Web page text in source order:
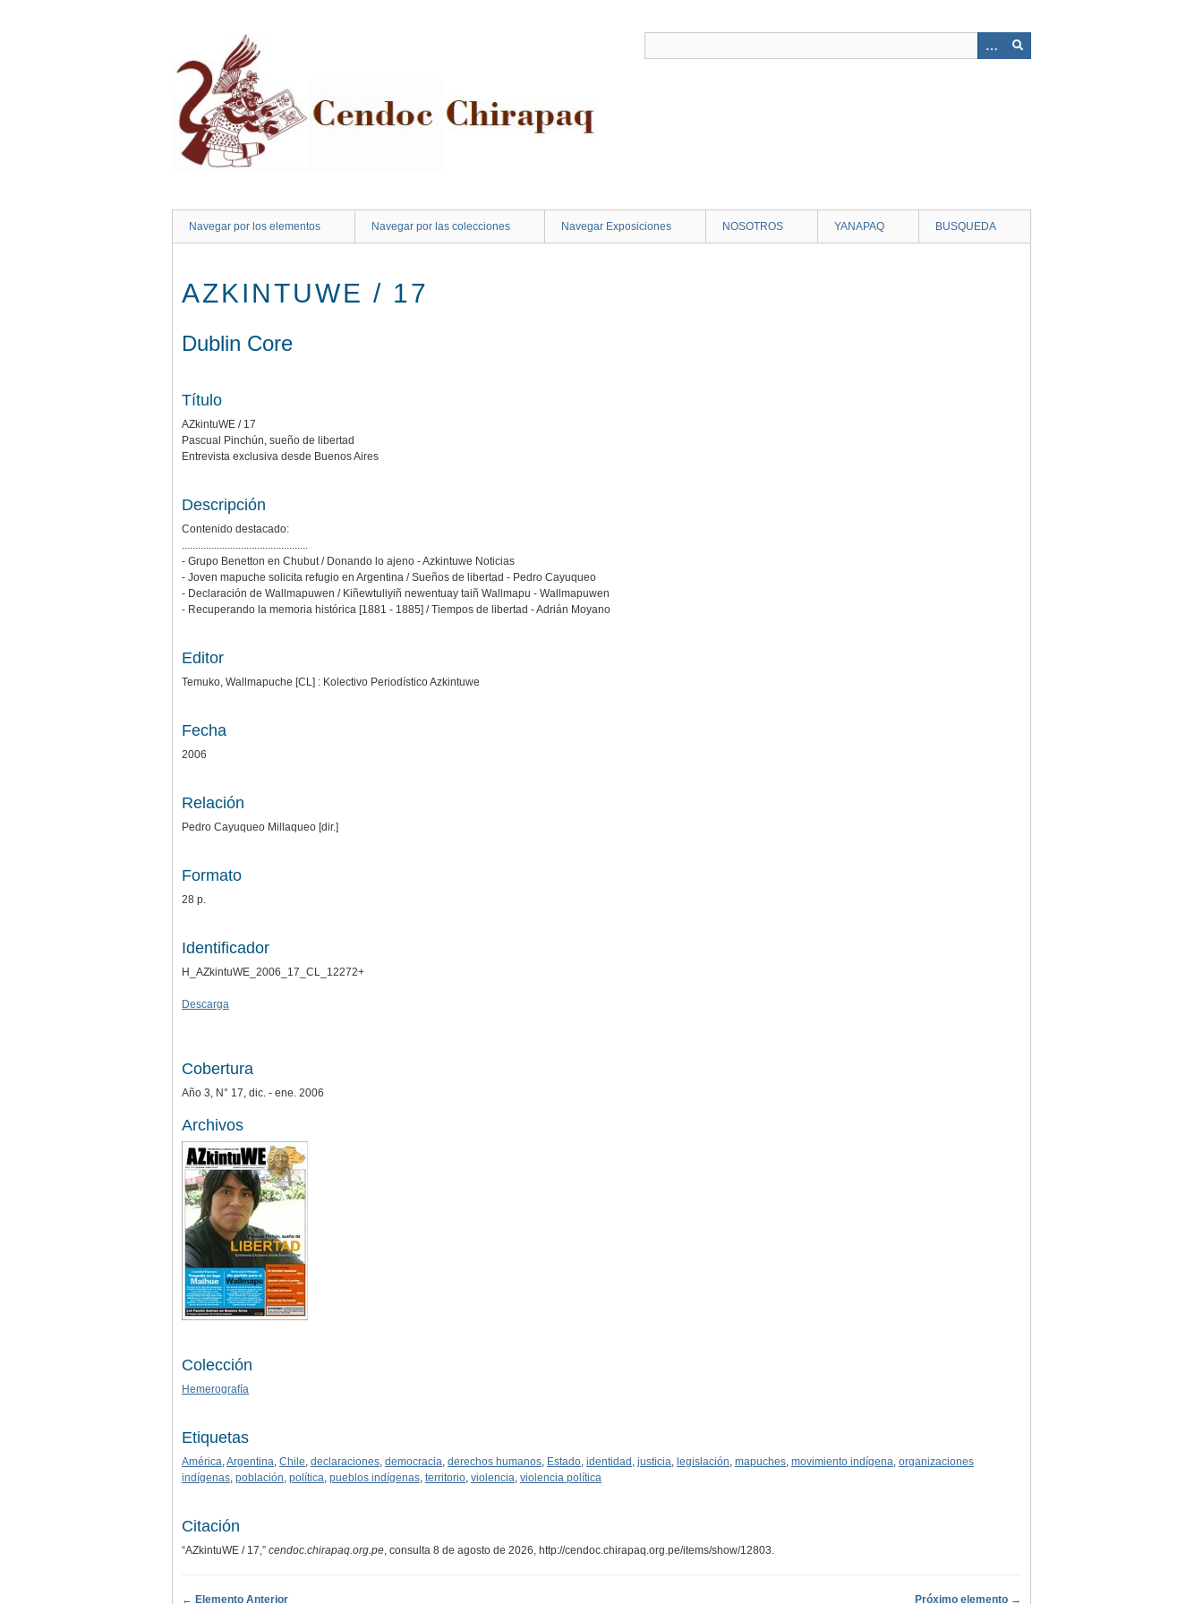
Navegar por los elementos Navegar por las colecciones Navegar Exposiciones NOSOTROS YANAPAQ BUSQUEDA
AZKINTUWE / 17
Dublin Core
Título
AZkintuWE / 17
Pascual Pinchún, sueño de libertad
Entrevista exclusiva desde Buenos Aires
Descripción
Contenido destacado:
- Grupo Benetton en Chubut / Donando lo ajeno - Azkintuwe Noticias
- Joven mapuche solicita refugio en Argentina / Sueños de libertad - Pedro Cayuqueo
- Declaración de Wallmapuwen / Kiñewtuliyiñ newentuay taiñ Wallmapu - Wallmapuwen
- Recuperando la memoria histórica [1881 - 1885] / Tiempos de libertad - Adrián Moyano
Editor
Temuko, Wallmapuche [CL] : Kolectivo Periodístico Azkintuwe
Fecha
2006
Relación
Pedro Cayuqueo Millaqueo [dir.]
Formato
28 p.
Identificador
H_AZkintuWE_2006_17_CL_12272+
Descarga
Cobertura
Año 3, N° 17, dic. - ene. 2006
Archivos
Colección
Hemerografía
Etiquetas
América Argentina Chile declaraciones democracia derechos humanos Estado identidad justicia legislación mapuches movimiento indígena organizaciones
indígenas población política pueblos indígenas territorio violencia violencia política
Citación
“AZkintuWE / 17,” cendoc.chirapaq.org.pe , consulta 8 de agosto de 2026, http://cendoc.chirapaq.org.pe/items/show/12803
← Elemento Anterior Próximo elemento →